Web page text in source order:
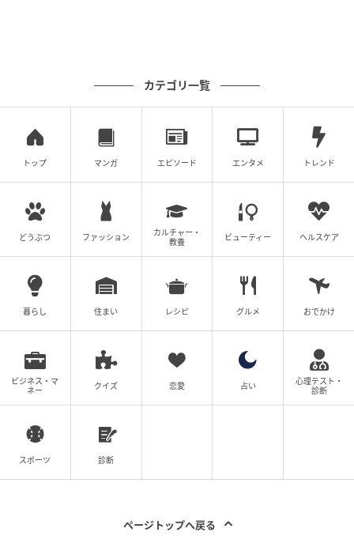
カテゴリ一覧
トップ マンガ エピソード エンタメ トレンド
どうぶつ ファッション
カルチャー・
教養
ビューティー ヘルスケア
暮らし 住まい レシピ グルメ おでかけ
ビジネス・マ
ネー
クイズ 恋愛 占い
心理テスト・
診断
スポーツ 診断
ページトップへ戻る